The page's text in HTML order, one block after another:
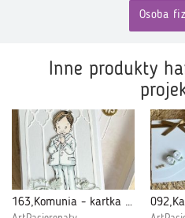
Osoba
Inne produkty
163,Komunia - kartka w pudełku dla chłopca